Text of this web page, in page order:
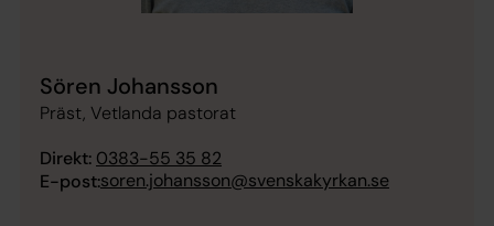
Sören Johansson
Präst, Vetlanda pastorat
Direkt: 0383-55 35 82
E-post:soren.johansson@svenskakyrkan.se